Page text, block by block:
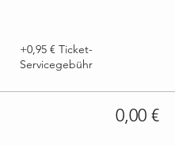
+0,95 € Ticket-
Servicegebühr
0,00 €